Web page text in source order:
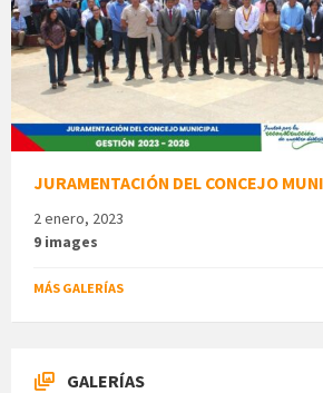
JURAMENTACIÓN DEL CONCEJO
2 enero, 2023
9 images
MÁS GALERÍAS
GALERÍAS